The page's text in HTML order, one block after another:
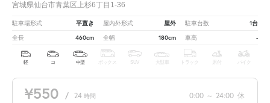
宮城県仙台市青葉区上杉6丁目1-36
駐車場形式 平置き 屋内外形式 屋外 駐車台数 1台
全長 460cm 全幅 180cm 車高 -
軽 コ 中型 ボックス SUV 大型車 トラック 原付 バイク
¥550 / 24 時間 0:00 ～ 24:00 休